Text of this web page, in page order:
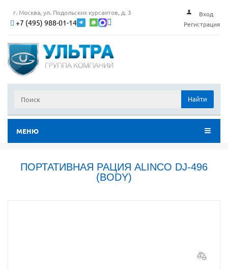
г. Москва, ул. Подольских курсантов, д. 3
+7 (495) 988-01-14
Вход
Регистрация
Найти
МЕНЮ
ПОРТАТИВНАЯ РАЦИЯ ALINCO DJ-496
(BODY)